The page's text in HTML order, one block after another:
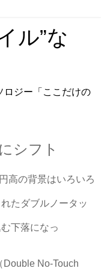
ル”な
ロジー「ここだけの
シフト
高の背景はいろいろ
たダブルノータッ
下落になっ
No-Touch